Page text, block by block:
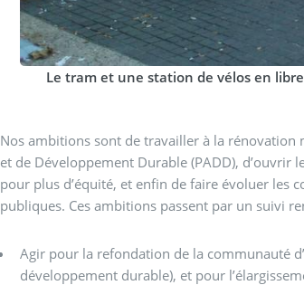
Le tram et une station de vélos en
Nos ambitions sont de travailler à la rénovation
et de Développement Durable (PADD),
pour plus d’équité, et enfin de faire évoluer les
publiques. Ces ambitions passent par un suivi
Agir pour la refondation de la communauté
développement durable), et pour